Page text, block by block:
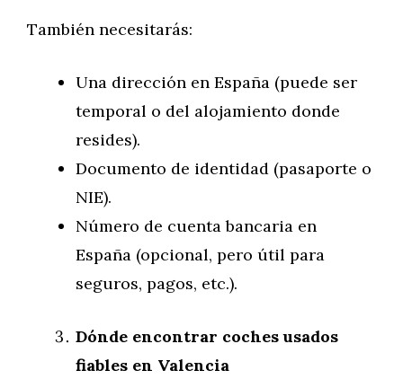
También necesitarás:
Una dirección en España (puede ser
temporal o del alojamiento donde
resides).
Documento de identidad (pasaporte o
NIE).
Número de cuenta bancaria en
España (opcional, pero útil para
seguros, pagos, etc.).
Dónde encontrar coches usados
fiables en Valencia